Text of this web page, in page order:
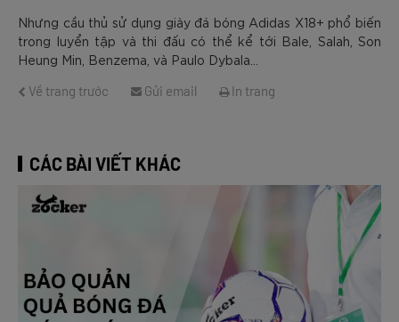
Nhưng cầu thủ sử dụng giày đá bóng Adidas X18+ phổ biến
trong luyển tập và thi đấu có thể kể tới Bale, Salah, Son
Heung Min, Benzema, và Paulo Dybala...
Về trang trước
Gửi email In trang
CÁC BÀI VIẾT KHÁC